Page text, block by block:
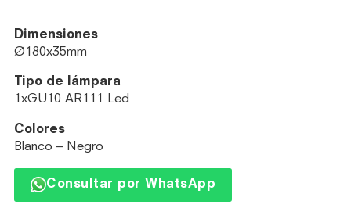
Dimensiones
Ø180x35mm
Tipo de lámpara
1xGU10 AR111 Led
Colores
Blanco – Negro
Consultar por WhatsApp